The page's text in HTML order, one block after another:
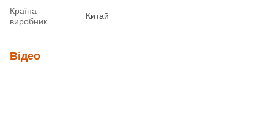
Країна
виробник
Китай
Відео